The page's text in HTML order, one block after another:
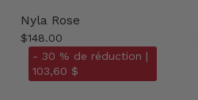
Nyla Rose
$148.00
- 30 % de réduction |
103,60 $